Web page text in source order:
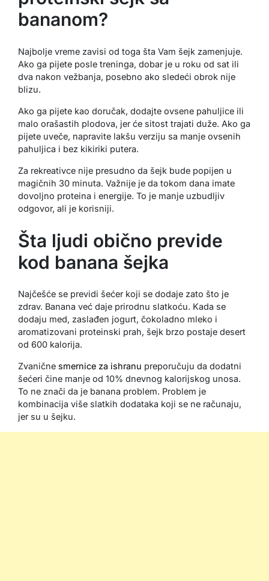
bananom?
Najbolje vreme zavisi od toga šta Vam šejk zamenjuje.
Ako ga pijete posle treninga, dobar je u roku od sat ili
dva nakon vežbanja, posebno ako sledeći obrok nije
blizu.
Ako ga pijete kao doručak, dodajte ovsene pahuljice ili
malo orašastih plodova, jer će sitost trajati duže. Ako ga
pijete uveče, napravite lakšu verziju sa manje ovsenih
pahuljica i bez kikiriki putera.
Za rekreativce nije presudno da šejk bude popijen u
magičnih 30 minuta. Važnije je da tokom dana imate
dovoljno proteina i energije. To je manje uzbudljiv
odgovor, ali je korisniji.
Šta ljudi obično previde
kod banana šejka
Najčešće se previdi šećer koji se dodaje zato što je
zdrav. Banana već daje prirodnu slatkoću. Kada se
dodaju med, zaslađen jogurt, čokoladno mleko i
aromatizovani proteinski prah, šejk brzo postaje desert
od 600 kalorija.
Zvanične smernice za ishranu preporučuju da dodatni
šećeri čine manje od 10% dnevnog kalorijskog unosa.
To ne znači da je banana problem. Problem je
kombinacija više slatkih dodataka koji se ne računaju,
jer su u šejku.